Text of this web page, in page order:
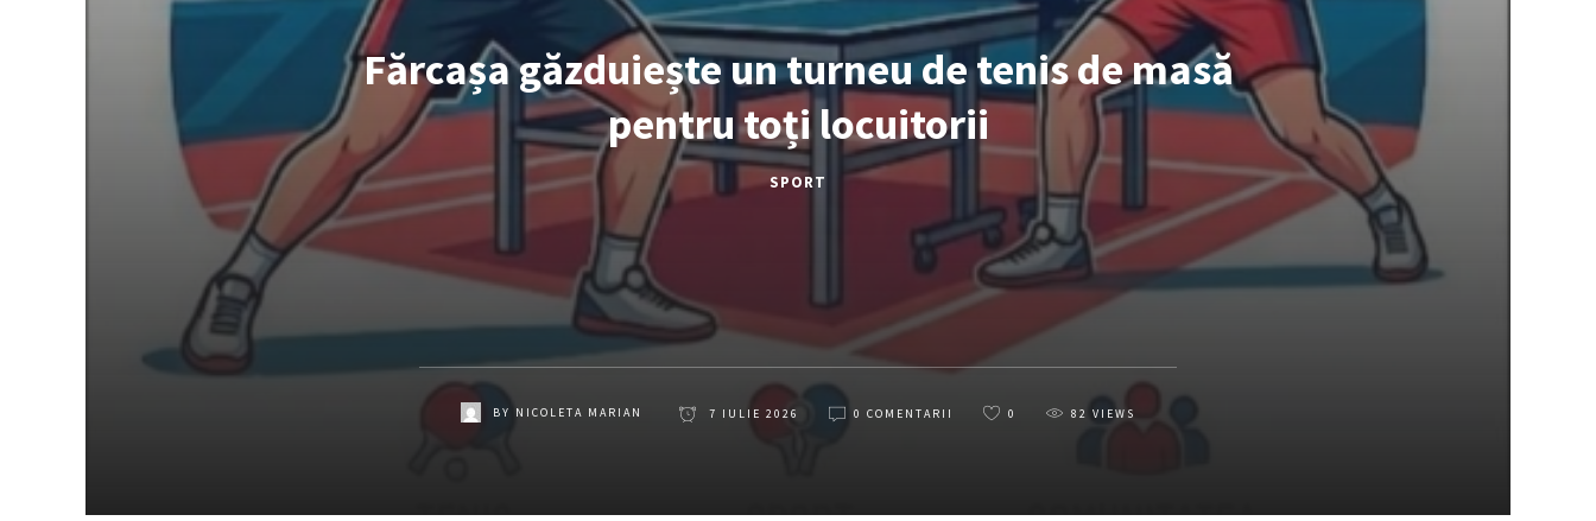
Fărcașa găzduiește un turneu de tenis de masă
pentru toți locuitorii
SPORT
BY NICOLETA MARIAN 7 IULIE 2026 0 COMENTARII 0 82 VIEWS